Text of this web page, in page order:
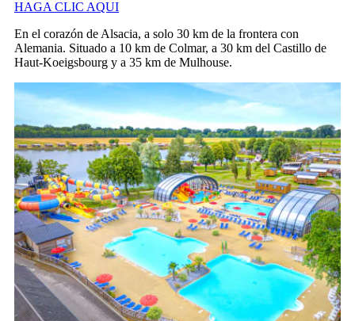
HAGA CLIC AQUI
En el corazón de Alsacia, a solo 30 km de la frontera con
Alemania. Situado a 10 km de Colmar, a 30 km del Castillo de
Haut-Koeigsbourg y a 35 km de Mulhouse.